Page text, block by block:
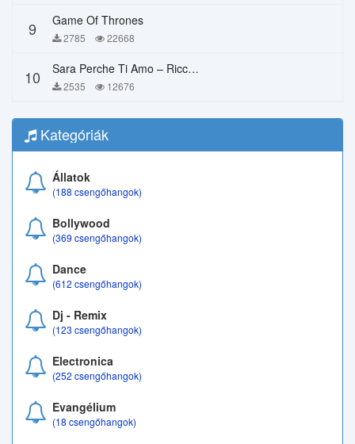
9 Game Of Thrones
2785 22668
10 Sara Perche Ti Amo – Ricchi E Poveri
2535 12676
Kategóriák
Állatok
(188 csengőhangok)
Bollywood
(369 csengőhangok)
Dance
(612 csengőhangok)
Dj - Remix
(123 csengőhangok)
Electronica
(252 csengőhangok)
Evangélium
(18 csengőhangok)